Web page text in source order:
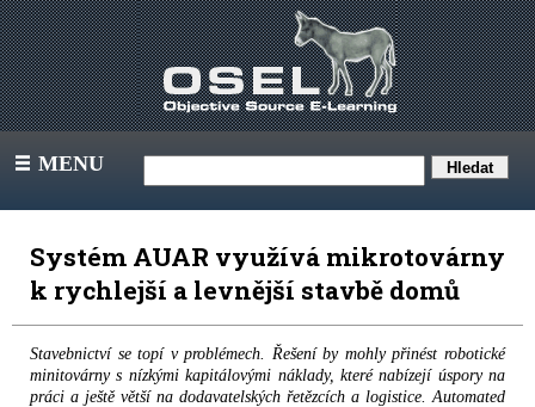
III MENU
Systém AUAR využívá mikrotovárny
k rychlejší a levnější stavbě domů
Stavebnictví se topí v problémech. Řešení by mohly přinést robotické
minitovárny s nízkými kapitálovými náklady, které nabízejí úspory na
práci a ještě větší na dodavatelských řetězcích a logistice. Automated